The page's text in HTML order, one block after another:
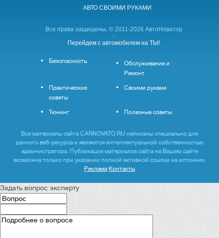
АВТО CВОИМИ РУКАМИ
Все права защищены. © 2011-2026 АвтоНоватор
-
Перейдем с автомобилем на ТЫ!
Безопасность
Обслуживание и
Ремонт
Практические
советы
Своими руками
Тюнинг Полезные советы
Все материалы сайта CARNOVATO.RU написаны специально для
данного веб-ресурса и являются интеллектуальной собственностью
администратора. Публикация материалов сайта на Вашем сайте
возможна только при указании полной активной ссылки на источник.
Реклама Контакты
Задать вопрос эксперту